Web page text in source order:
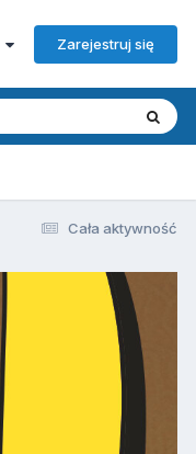
Zarejestruj się
Cała aktywność